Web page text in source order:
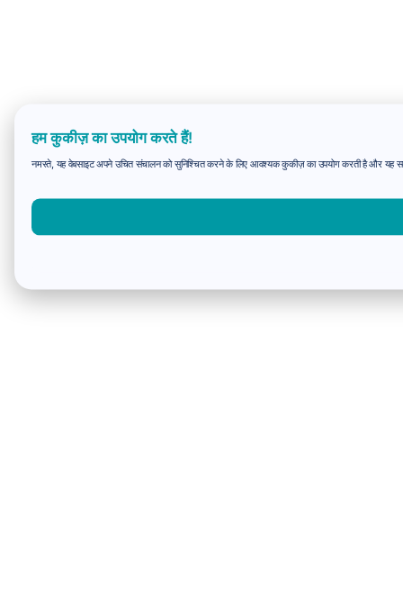
हम कुकीज़ का उपयोग करते हैं!
नमस्ते, यह वेबसाइट अपने उचित संचालन को सुनिश्चित करने के लिए आवश्यक कुकीज़ का उपयोग करती है और यह